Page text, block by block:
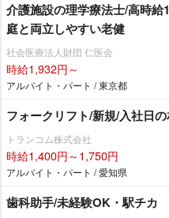
介護施設の理学療法士/高時
庭と両立しやすい老健
社会医療法人財団 仁医会
時給1,932円～
アルバイト・パート / 東京都
フォークリフト/新規/入社日
トランコム株式会社
時給1,400円～1,750円
アルバイト・パート / 愛知県
歯科助手/未経験OK・駅チカ